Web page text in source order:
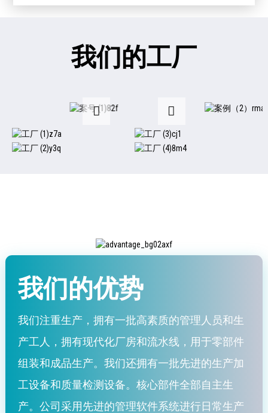
我们的工厂
我们的优势
我们注重生产，拥有一批高素质的管理人员和生
产工人，拥有现代化厂房和流水线，用于零部件
组装和成品生产。我们还拥有一批先进的生产加
工设备和质量检测设备。核心部件全部自主生
产。公司采用先进的管理软件系统进行日常生产